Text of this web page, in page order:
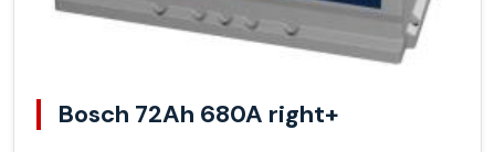
Bosch 72Ah 680A right+